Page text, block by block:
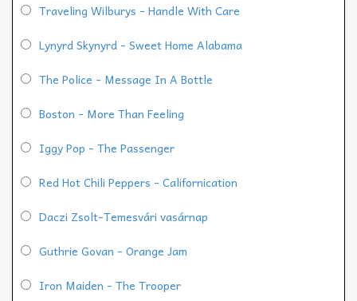
Traveling Wilburys - Handle With Care
Lynyrd Skynyrd - Sweet Home Alabama
The Police - Message In A Bottle
Boston - More Than Feeling
Iggy Pop - The Passenger
Red Hot Chili Peppers - Californication
Daczi Zsolt-Temesvári vasárnap
Guthrie Govan - Orange Jam
Iron Maiden - The Trooper